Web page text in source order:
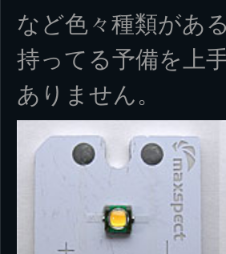
など色々種類があ
持ってる予備を上
ありません。